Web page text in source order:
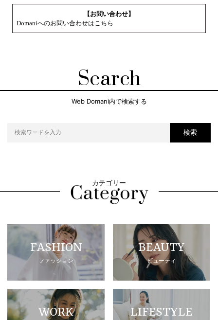
【お問い合わせ】
Domaniへのお問い合わせはこちら
Search
Web Domani内で検索する
検索
カテゴリー
FASHION
ファッション
BEAUTY
ビューティ
WORK LIFESTYLE